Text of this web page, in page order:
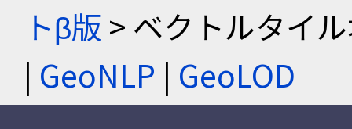
トβ版 > ベクトルタイ
| GeoNLP | GeoLOD